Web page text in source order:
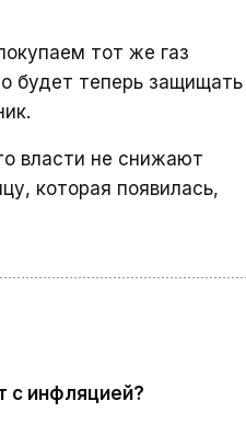
тот же газ
будет теперь защищать
власти не снижают
которая появилась,
с инфляцией?